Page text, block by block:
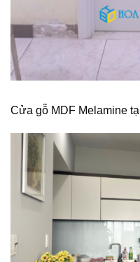
Cửa gỗ MDF Melamine